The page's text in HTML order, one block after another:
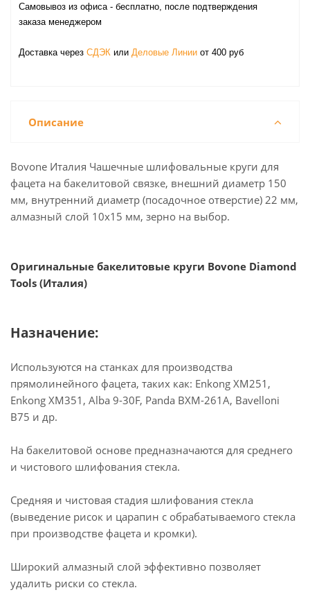
Самовывоз из офиса - бесплатно, после подтверждения
заказа менеджером
Доставка через СДЭК или Деловые Линии от 400 руб
Описание
Bovone Италия Чашечные шлифовальные круги для
фацета на бакелитовой связке, внешний диаметр 150
мм, внутренний диаметр (посадочное отверстие) 22 мм,
алмазный слой 10х15 мм, зерно на выбор.
Оригинальные бакелитовые круги Bovone Diamond
Tools (Италия)
Назначение:
Используются на станках для производства
прямолинейного фацета, таких как: Enkong XM251,
Enkong XM351, Alba 9-30F, Panda BXM-261A, Bavelloni
B75 и др.
На бакелитовой основе предназначаются для среднего
и чистового шлифования стекла.
Средняя и чистовая стадия шлифования стекла
(выведение рисок и царапин с обрабатываемого стекла
при производстве фацета и кромки).
Широкий алмазный слой эффективно позволяет
удалить риски со стекла.